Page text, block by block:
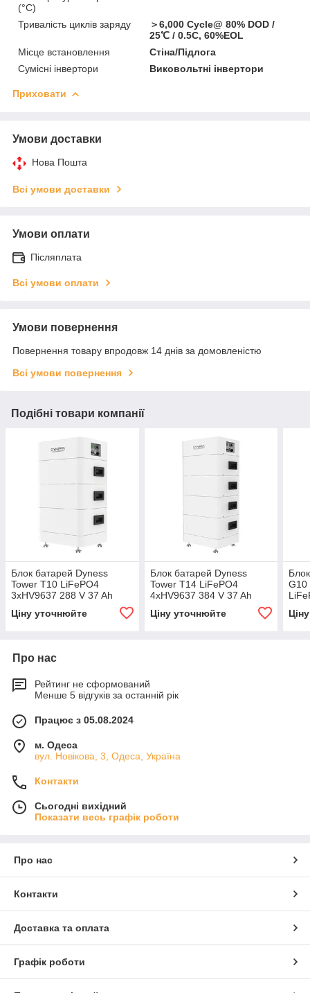
(°C)
Тривалість циклів заряду
＞6,000 Cycle@ 80% DOD /
25℃ / 0.5C, 60%EOL
Місце встановлення
Стіна/Підлога
Сумісні інвертори
Виковольтні інвертори
Приховати
Умови доставки
Нова Пошта
Всі умови доставки
Умови оплати
Післяплата
Всі умови оплати
Умови повернення
Повернення товару впродовж 14 днів за домовленістю
Всі умови повернення
Подібні товари компанії
Блок батарей Dyness
Tower T10 LiFePO4
3xHV9637 288 V 37 Ah
Ціну уточнюйте
Блок батарей Dyness
Tower T14 LiFePO4
4xHV9637 384 V 37 Ah
Ціну уточнюйте
G10
Про нас
Рейтинг не сформований
Менше 5 відгуків за останній рік
Працює з 05.08.2024
м. Одеса
вул. Новікова, 3, Одеса, Україна
Контакти
Сьогодні вихідний
Показати весь графік роботи
Про нас
Контакти
Доставка та оплата
Графік роботи